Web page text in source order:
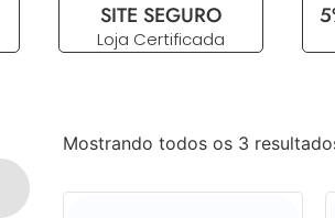
SITE SEGURO
Loja Certificada
Mostrando todos os 3